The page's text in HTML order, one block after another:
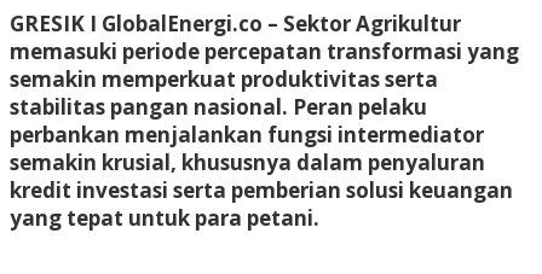
GRESIK I GlobalEnergi.co – Sektor Agrikultur
memasuki periode percepatan transformasi yang
semakin memperkuat produktivitas serta
stabilitas pangan nasional. Peran pelaku
perbankan menjalankan fungsi intermediator
semakin krusial, khususnya dalam penyaluran
kredit investasi serta pemberian solusi keuangan
yang tepat untuk para petani.